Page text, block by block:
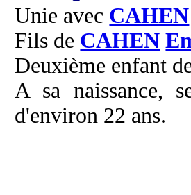
Unie avec CAHEN
Fils de CAHEN
Deuxième enfant
A sa naissance,
d'environ 22 ans.